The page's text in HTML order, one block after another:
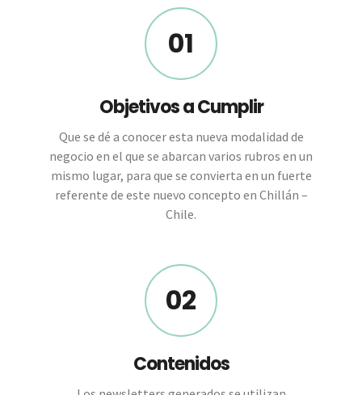
01
Objetivos a Cumplir
Que se dé a conocer esta nueva modalidad de
negocio en el que se abarcan varios rubros en un
mismo lugar, para que se convierta en un fuerte
referente de este nuevo concepto en Chillán –
Chile.
02
Contenidos